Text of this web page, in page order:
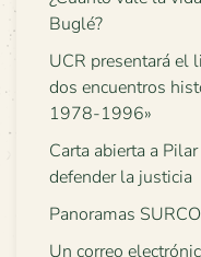
Buglé?
UCR presentará el
dos encuentros
1978-1996»
Carta abierta a
defender la justicia
Panoramas
Un correo